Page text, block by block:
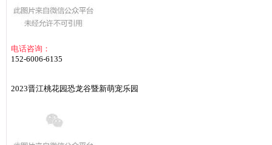
电话咨询：
152-6006-6135
2023晋江桃花园恐龙谷暨新萌宠乐园